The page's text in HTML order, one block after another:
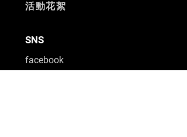
​活動花絮
SNS
facebook